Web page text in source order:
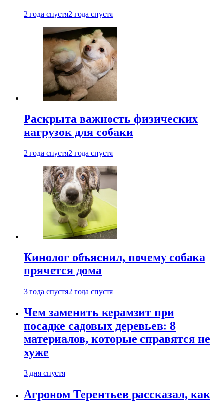
2 года спустя2 года спустя
Раскрыта важность физических
нагрузок для собаки
2 года спустя2 года спустя
Кинолог объяснил, почему собака
прячется дома
3 года спустя2 года спустя
Чем заменить керамзит при
посадке садовых деревьев: 8
материалов, которые справятся не
хуже
3 дня спустя
Агроном Терентьев рассказал, как